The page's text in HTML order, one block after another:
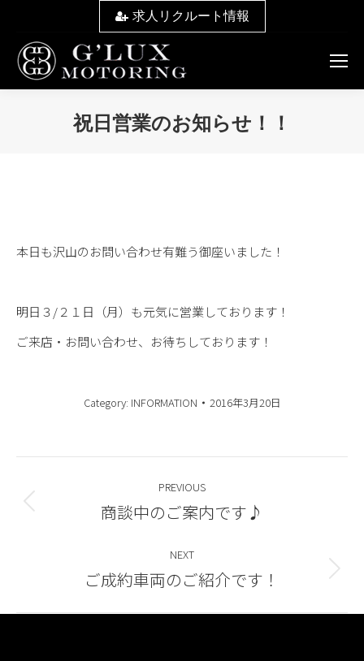
求人リクルート情報
祝日営業のお知らせ！！
本日も沢山のお問い合わせ有難う御座いました！
明日３/２１日（月）も元気に営業しております！
ご来店・お問い合わせ、お待ちしております！
Category: INFORMATION 2016年3月20日
navigation
PREVIOUS
Previous
商談中のご案内です♪
NEXT
Next
ご成約車両のご紹介です！